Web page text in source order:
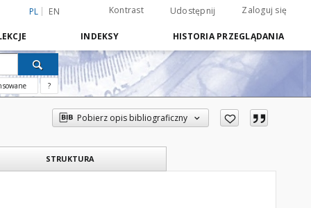
PL EN Kontrast Udostępnij Zaloguj się
INDEKSY HISTORIA PRZEGLĄDANIA
?
Pobierz opis bibliograficzny
STRUKTURA